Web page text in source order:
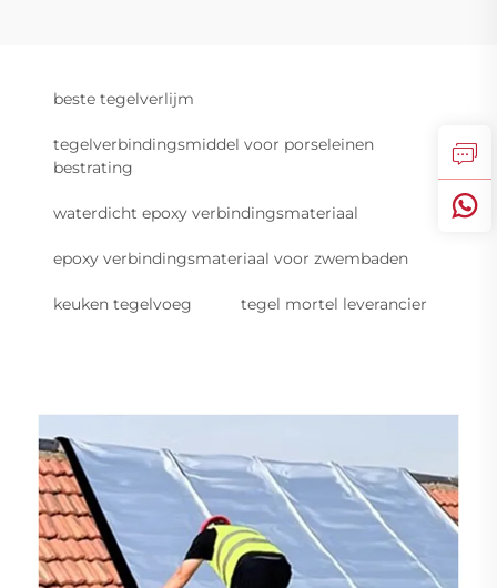
beste tegelverlijm
tegelverbindingsmiddel voor porseleinen
bestrating
waterdicht epoxy verbindingsmateriaal
epoxy verbindingsmateriaal voor zwembaden
keuken tegelvoeg tegel mortel leverancier